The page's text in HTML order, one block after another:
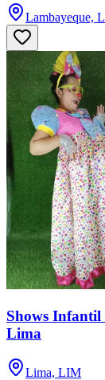
Lambayeque,
Shows Infantil
Lima
Lima, LIM